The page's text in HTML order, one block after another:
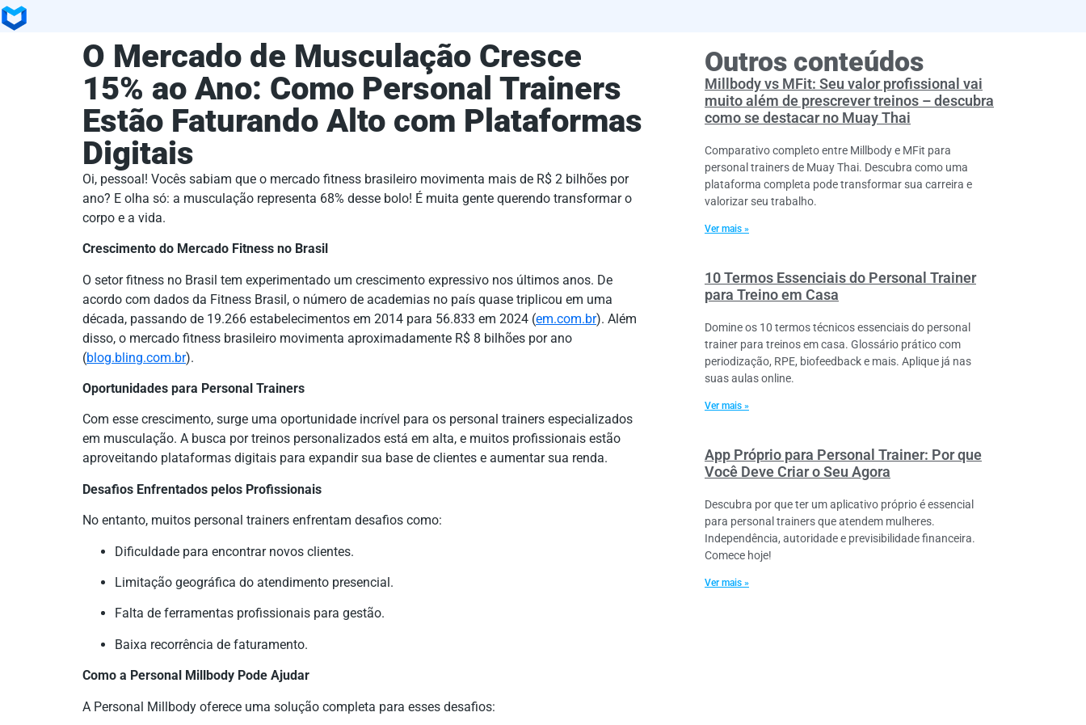
O Mercado de Musculação Cresce
15% ao Ano: Como Personal Trainers
Estão Faturando Alto com Plataformas
Digitais
Oi, pessoal! Vocês sabiam que o mercado fitness brasileiro movimenta mais de R$ 2 bilhões por
ano? E olha só: a musculação representa 68% desse bolo! É muita gente querendo transformar o
corpo e a vida.
Crescimento do Mercado Fitness no Brasil
O setor fitness no Brasil tem experimentado um crescimento expressivo nos últimos anos. De
acordo com dados da Fitness Brasil, o número de academias no país quase triplicou em uma
década, passando de 19.266 estabelecimentos em 2014 para 56.833 em 2024 (em.com.br). Além
disso, o mercado fitness brasileiro movimenta aproximadamente R$ 8 bilhões por ano
(blog.bling.com.br).
Oportunidades para Personal Trainers
Com esse crescimento, surge uma oportunidade incrível para os personal trainers especializados
em musculação. A busca por treinos personalizados está em alta, e muitos profissionais estão
aproveitando plataformas digitais para expandir sua base de clientes e aumentar sua renda.
Desafios Enfrentados pelos Profissionais
No entanto, muitos personal trainers enfrentam desafios como:
Dificuldade para encontrar novos clientes.
Limitação geográfica do atendimento presencial.
Falta de ferramentas profissionais para gestão.
Baixa recorrência de faturamento.
Como a Personal Millbody Pode Ajudar
A Personal Millbody oferece uma solução completa para esses desafios:
Outros conteúdos
Millbody vs MFit: Seu valor profissional vai
muito além de prescrever treinos – descubra
como se destacar no Muay Thai
Comparativo completo entre Millbody e MFit para
personal trainers de Muay Thai. Descubra como uma
plataforma completa pode transformar sua carreira e
valorizar seu trabalho.
Ver mais »
10 Termos Essenciais do Personal Trainer
para Treino em Casa
Domine os 10 termos técnicos essenciais do personal
trainer para treinos em casa. Glossário prático com
periodização, RPE, biofeedback e mais. Aplique já nas
suas aulas online.
Ver mais »
App Próprio para Personal Trainer: Por que
Você Deve Criar o Seu Agora
Descubra por que ter um aplicativo próprio é essencial
para personal trainers que atendem mulheres.
Independência, autoridade e previsibilidade financeira.
Comece hoje!
Ver mais »